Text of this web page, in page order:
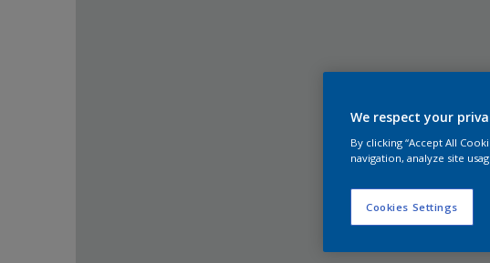
We respect your
By clicking “Accept All
navigation, analyze site
Cookies Settings